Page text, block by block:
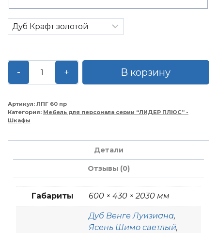
-
для
одежды
с
600*430*2030
правый
+ В корзину
Артикул: ЛПГ 60 пр
Категория: Мебель для персонала серии “ЛИДЕР ПЛЮС” -
Шкафы
Детали
Отзывы (0)
Габариты 600 × 430 × 2030 мм
Дуб Венге Луизиана,
Ясень Шимо светлый,